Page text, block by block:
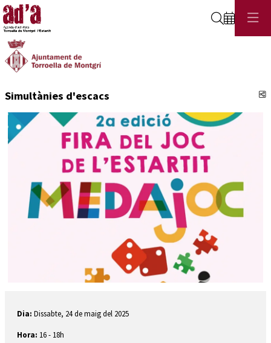
Cerca
Simultànies d'escacs
Dia: Dissabte, 24 de maig del 2025
Hora: 16 - 18h